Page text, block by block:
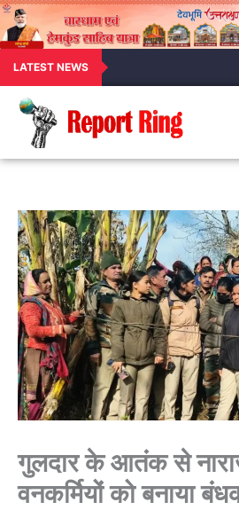
LATEST NEWS
गुलदार के आतंक से
वनकर्मियों को बनाया